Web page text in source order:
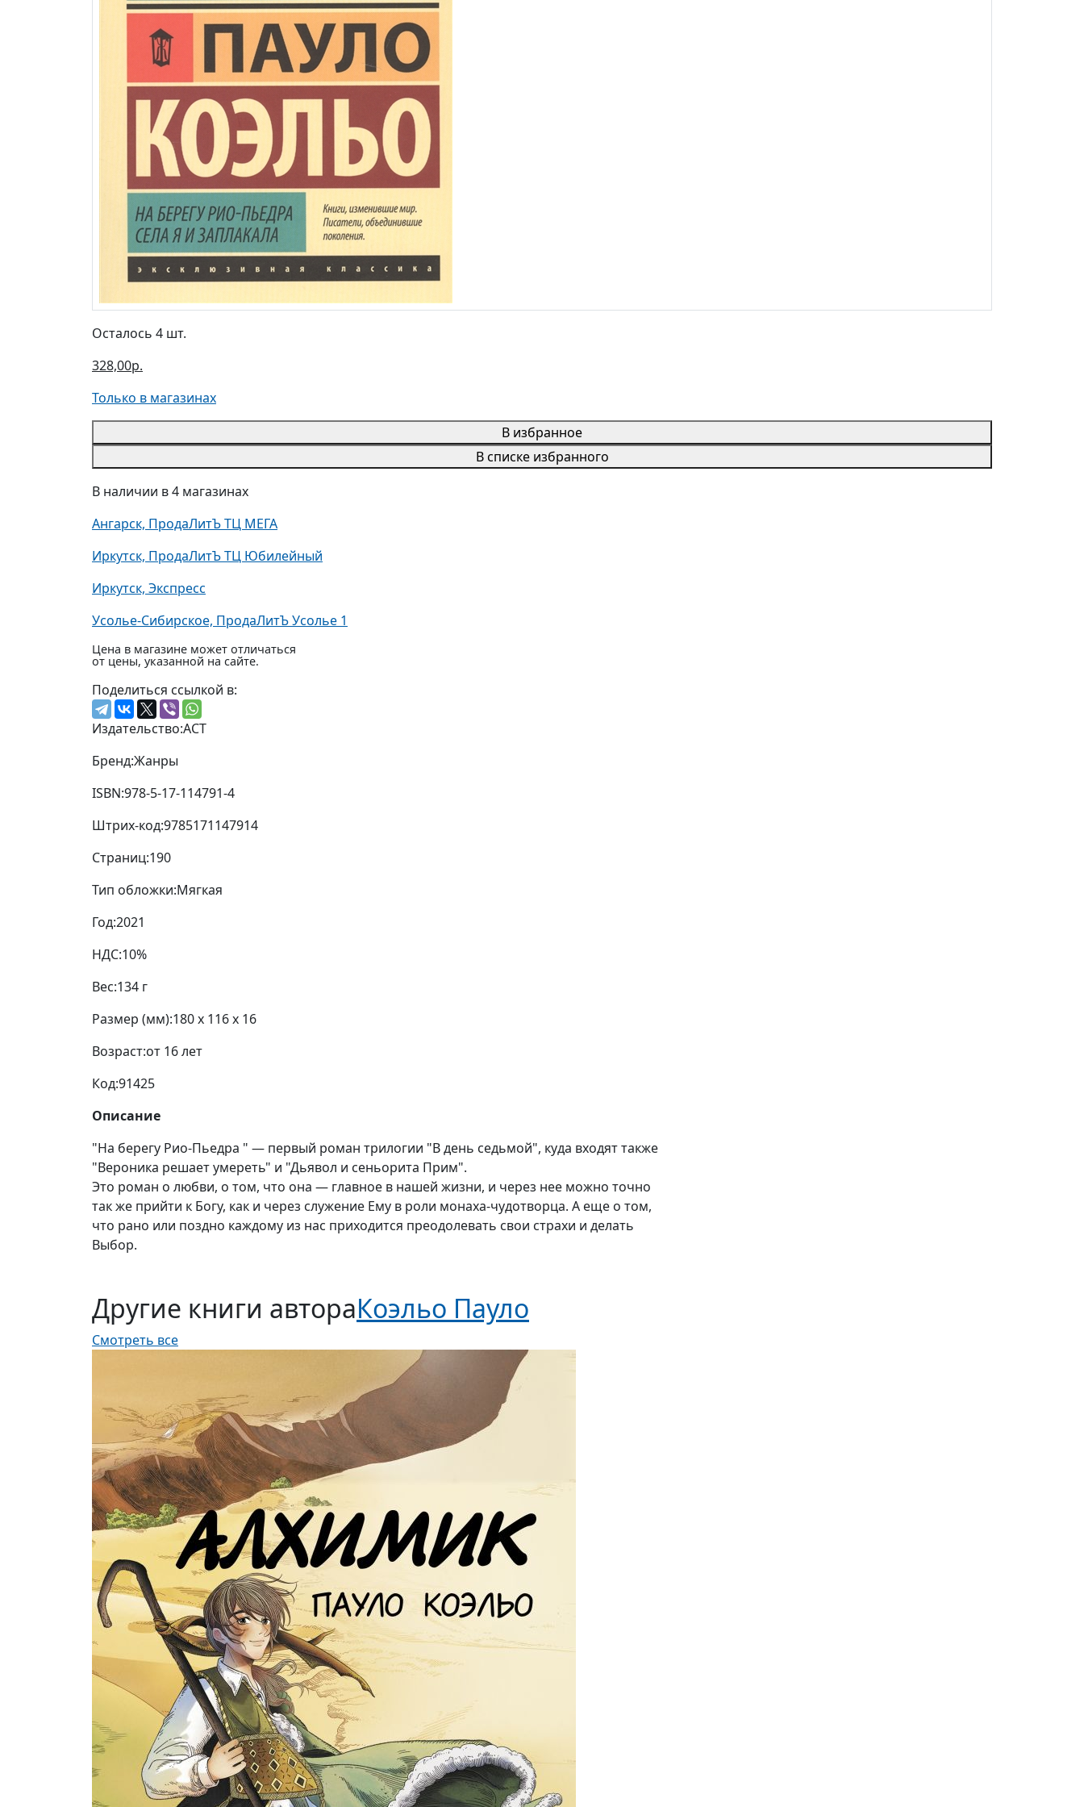
Осталось 4 шт.
328,00р.
Только в магазинах
В избранное
В списке избранного
В наличии в 4 магазинах
Ангарск, ПродаЛитЪ ТЦ МЕГА
Иркутск, ПродаЛитЪ ТЦ Юбилейный
Иркутск, Экспресс
Усолье-Сибирское, ПродаЛитЪ Усолье 1
Цена в магазине может отличаться
от цены, указанной на сайте.
Поделиться ссылкой в:
Издательство:АСТ
Бренд:Жанры
ISBN:978-5-17-114791-4
Штрих-код:9785171147914
Страниц:190
Тип обложки:Мягкая
Год:2021
НДС:10%
Вес:134 г
Размер (мм):180 x 116 x 16
Возраст:от 16 лет
Код:91425
Описание
"На берегу Рио-Пьедра " — первый роман трилогии "В день седьмой", куда входят также
"Вероника решает умереть" и "Дьявол и сеньорита Прим".
Это роман о любви, о том, что она — главное в нашей жизни, и через нее можно точно
так же прийти к Богу, как и через служение Ему в роли монаха-чудотворца. А еще о том,
что рано или поздно каждому из нас приходится преодолевать свои страхи и делать
Выбор.
Другие книги автораКоэльо Пауло
Смотреть все